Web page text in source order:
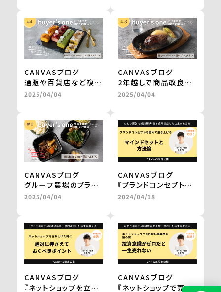
の開発も進行中
＜from buyer’s
one＞
～600食を継続販売
＜from buyer’s
one＞
CANVASブログ
通販や百貨店など複数
社との商品開発が一気
拡大を実現 ＜from
buyer’s one＞
2025/04/04
CANVASブログ
2年越しで商品改良に
取り組み、百貨店のギ
実現 ＜from
buyer’s one＞
2025/04/04
CANVASブログ
グループ農場のブラン
ド和牛を、レンジアップ
百貨店やJALの通販で
の販売を実現
＜from buyer’s
one＞
2025/04/04
CANVASブログ
『ブランドコンセプトを
固めて磨き上げる
by 三浦卓也氏
2024/04/18
CANVASブログ
『ネットショップを立ち
CANVASブログ
『ネットショップで売れ